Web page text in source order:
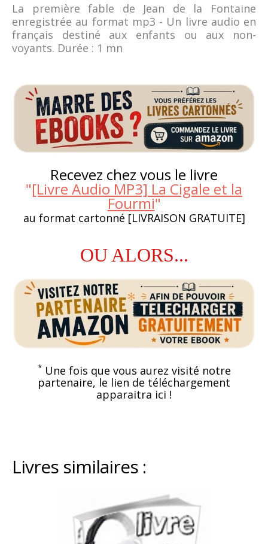
La première fable de Jean de la Fontaine
enregistrée au format mp3 - Un livre audio en
français destiné aux enfants ou aux non-
voyants. Durée : 1 mn
Recevez chez vous le livre
"[Livre Audio MP3] La Cigale et la
Fourmi"
au format cartonné [LIVRAISON GRATUITE]
OU ALORS...
*Une fois que vous aurez visité notre
partenaire, le lien de téléchargement
apparaitra ici !
Livres similaires :